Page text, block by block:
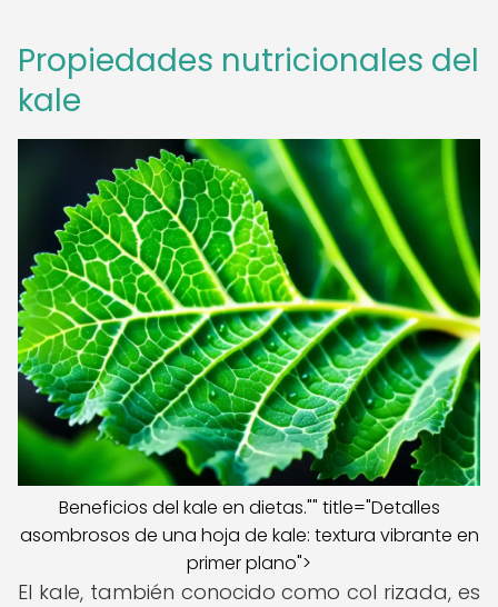
Propiedades nutricionales del
kale
Beneficios del kale en dietas."" title="Detalles
asombrosos de una hoja de kale: textura vibrante en
primer plano">
El kale, también conocido como col rizada, es